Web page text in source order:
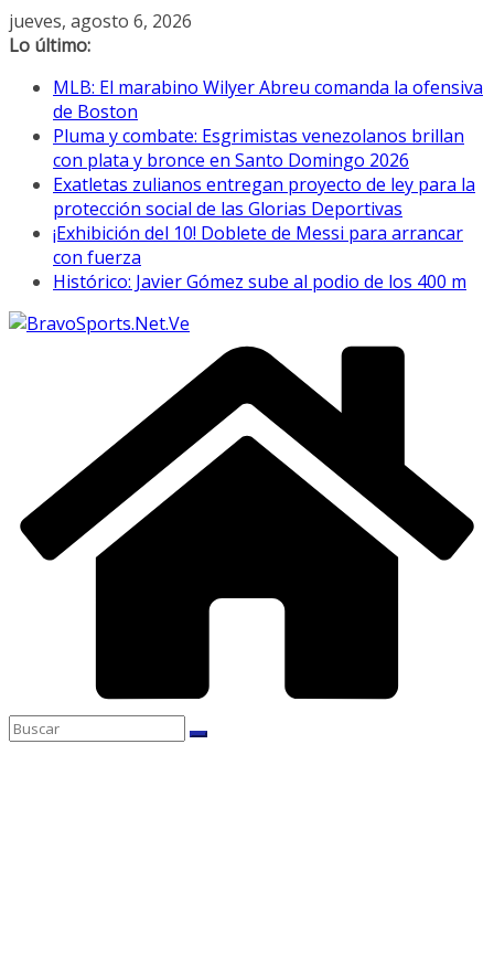
Saltar
al
jueves, agosto 6, 2026
Lo último:
MLB: El marabino Wilyer Abreu comanda la ofensiva
de Boston
Pluma y combate: Esgrimistas venezolanos brillan
con plata y bronce en Santo Domingo 2026
Exatletas zulianos entregan proyecto de ley para la
protección social de las Glorias Deportivas
¡Exhibición del 10! Doblete de Messi para arrancar
con fuerza
Histórico: Javier Gómez sube al podio de los 400 m